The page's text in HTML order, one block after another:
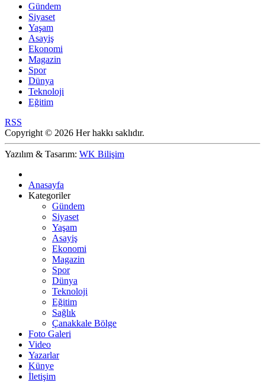
Gündem
Siyaset
Yaşam
Asayiş
Ekonomi
Magazin
Spor
Dünya
Teknoloji
Eğitim
RSS
Copyright © 2026 Her hakkı saklıdır.
Yazılım & Tasarım: WK Bilişim
Anasayfa
Kategoriler
Gündem
Siyaset
Yaşam
Asayiş
Ekonomi
Magazin
Spor
Dünya
Teknoloji
Eğitim
Sağlık
Çanakkale Bölge
Foto Galeri
Video
Yazarlar
Künye
İletişim